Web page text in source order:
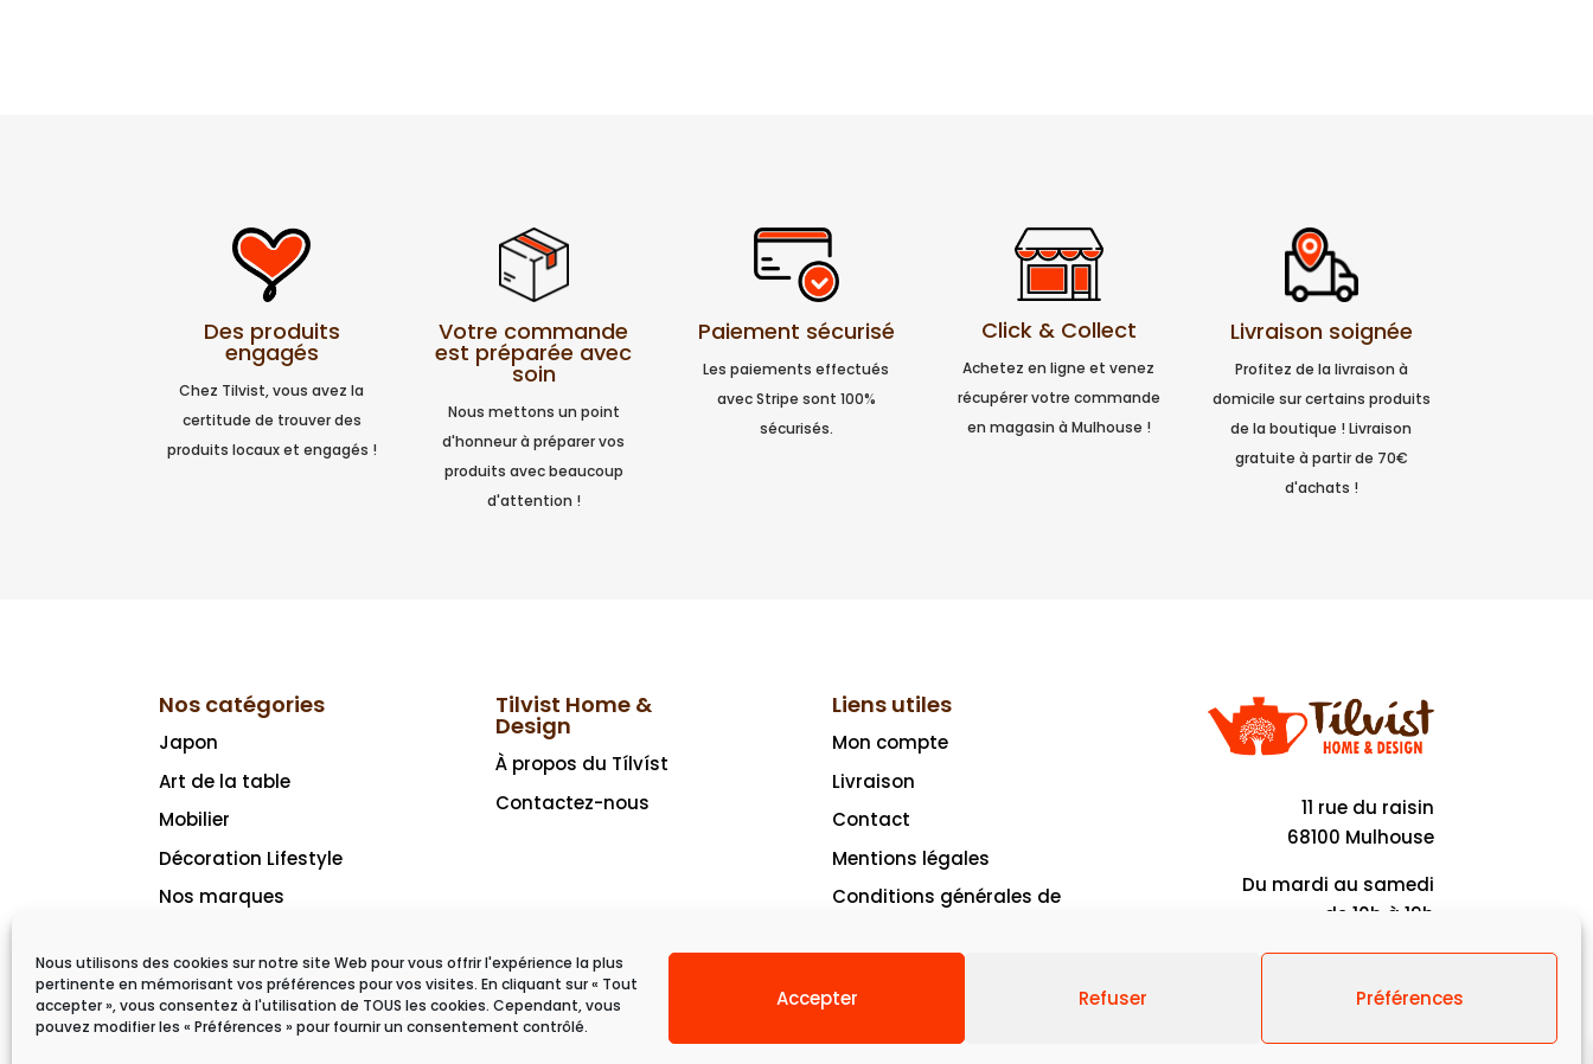
Nous utilisons des cookies sur notre site Web pour vous offrir l'expérience la plus
pertinente en mémorisant vos préférences pour vos visites. En cliquant sur « Tout
accepter », vous consentez à l'utilisation de TOUS les cookies. Cependant, vous
pouvez modifier les « Préférences » pour fournir un consentement contrôlé.
Accepter Refuser Préférences
Des produits
engagés
Chez Tilvist, vous avez la
certitude de trouver des
produits locaux et engagés !
Votre commande
est préparée avec
soin
Nous mettons un point
d'honneur à préparer vos
produits avec beaucoup
d'attention !
Paiement sécurisé
Les paiements effectués
avec Stripe sont 100%
sécurisés.
Click & Collect
Achetez en ligne et venez
récupérer votre commande
en magasin à Mulhouse !
Livraison soignée
Profitez de la livraison à
domicile sur certains produits
de la boutique ! Livraison
gratuite à partir de 70€
d'achats !
Nos catégories
Japon
Art de la table
Mobilier
Décoration Lifestyle
Nos marques
Tilvist Home &
Design
À propos du Tílvíst
Contactez-nous
Liens utiles
Mon compte
Livraison
Contact
Mentions légales
Conditions générales de
11 rue du raisin
68100 Mulhouse
Du mardi au samedi
de 10h à 19h